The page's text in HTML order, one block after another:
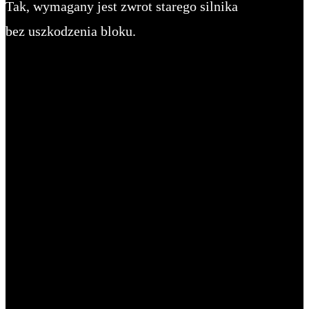
Tak, wymagany jest zwrot starego silnika
bez uszkodzenia bloku.